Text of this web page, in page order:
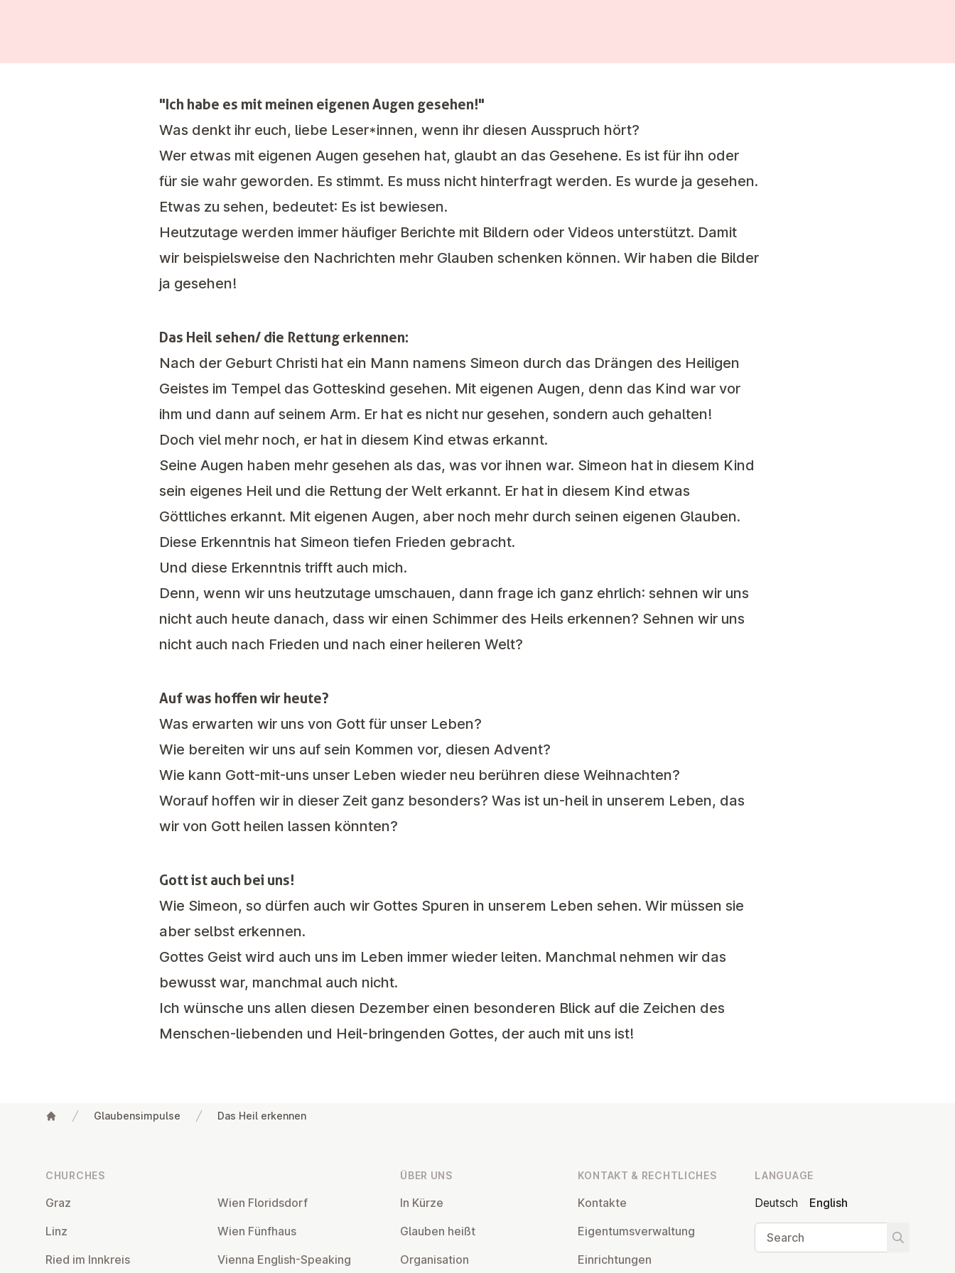
"Ich habe es mit meinen eigenen Augen gesehen!"
Was denkt ihr euch, liebe Leser*innen, wenn ihr diesen Ausspruch hört?
Wer etwas mit eigenen Augen gesehen hat, glaubt an das Gesehene. Es ist für ihn oder
für sie wahr geworden. Es stimmt. Es muss nicht hinterfragt werden. Es wurde ja gesehen.
Etwas zu sehen, bedeutet: Es ist bewiesen.
Heutzutage werden immer häufiger Berichte mit Bildern oder Videos unterstützt. Damit
wir beispielsweise den Nachrichten mehr Glauben schenken können. Wir haben die Bilder
ja gesehen!
Das Heil sehen/ die Rettung erkennen:
Nach der Geburt Christi hat ein Mann namens Simeon durch das Drängen des Heiligen
Geistes im Tempel das Gotteskind gesehen. Mit eigenen Augen, denn das Kind war vor
ihm und dann auf seinem Arm. Er hat es nicht nur gesehen, sondern auch gehalten!
Doch viel mehr noch, er hat in diesem Kind etwas erkannt.
Seine Augen haben mehr gesehen als das, was vor ihnen war. Simeon hat in diesem Kind
sein eigenes Heil und die Rettung der Welt erkannt. Er hat in diesem Kind etwas
Göttliches erkannt. Mit eigenen Augen, aber noch mehr durch seinen eigenen Glauben.
Diese Erkenntnis hat Simeon tiefen Frieden gebracht.
Und diese Erkenntnis trifft auch mich.
Denn, wenn wir uns heutzutage umschauen, dann frage ich ganz ehrlich: sehnen wir uns
nicht auch heute danach, dass wir einen Schimmer des Heils erkennen? Sehnen wir uns
nicht auch nach Frieden und nach einer heileren Welt?
Auf was hoffen wir heute?
Was erwarten wir uns von Gott für unser Leben?
Wie bereiten wir uns auf sein Kommen vor, diesen Advent?
Wie kann Gott-mit-uns unser Leben wieder neu berühren diese Weihnachten?
Worauf hoffen wir in dieser Zeit ganz besonders? Was ist un-heil in unserem Leben, das
wir von Gott heilen lassen könnten?
Gott ist auch bei uns!
Wie Simeon, so dürfen auch wir Gottes Spuren in unserem Leben sehen. Wir müssen sie
aber selbst erkennen.
Gottes Geist wird auch uns im Leben immer wieder leiten. Manchmal nehmen wir das
bewusst war, manchmal auch nicht.
Ich wünsche uns allen diesen Dezember einen besonderen Blick auf die Zeichen des
Menschen-liebenden und Heil-bringenden Gottes, der auch mit uns ist!
Glaubensimpulse Das Heil erkennen
CHURCHES
Graz
Linz
Ried im Innkreis
Wien Flor­idsdorf
Wien Fünfhaus
Vienna English-Speaking
ÜBER UNS
In Kürze
Glauben heißt
Or­gan­isa­tion
KONTAKT & RECHT­LICHES
Kontakte
Ei­gentums­ver­wal­tung
Ein­rich­tun­gen
LANGUAGE
Deutsch
English
Search
Start